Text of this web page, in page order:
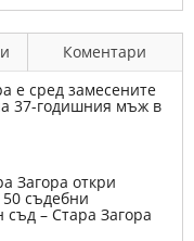
Коментари
е сред замесените
37-годишния мъж в
Загора откри
съдебни
– Стара Загора